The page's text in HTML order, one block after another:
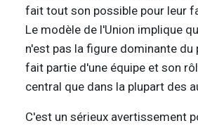
fait tout son possible pour leur
Le modèle de l'Union implique
n'est pas la figure dominante
fait partie d'une équipe et son
central que dans la plupart des
C'est un sérieux avertissement